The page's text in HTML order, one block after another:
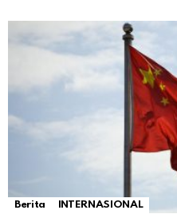
Berita INTERNASIONAL